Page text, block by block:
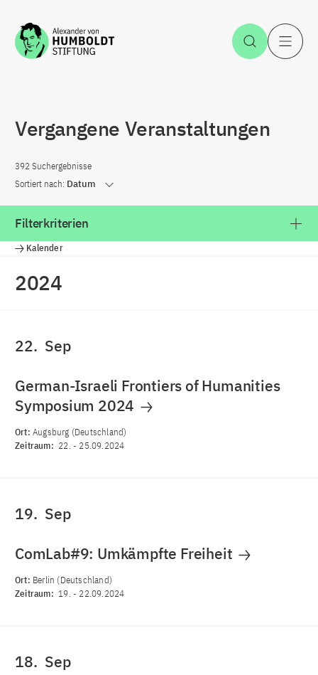
Zum Inhalt springen Suche
Vergangene Veranstaltungen
392 Suchergebnisse
Sortiert nach: Datum
Filterkriterien
Kalender
2024
22. Sep
German-Israeli Frontiers of Humanities
Symposium 2024
Ort: Augsburg (Deutschland)
Zeitraum: 22. - 25.09.2024
19. Sep
ComLab#9: Umkämpfte Freiheit
Ort: Berlin (Deutschland)
Zeitraum: 19. - 22.09.2024
18. Sep